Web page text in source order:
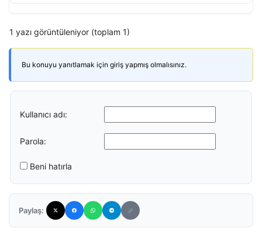
1 yazı görüntüleniyor (toplam 1)
Bu konuyu yanıtlamak için giriş yapmış olmalısınız.
Kullanıcı adı:
Parola:
Beni hatırla
Paylaş: